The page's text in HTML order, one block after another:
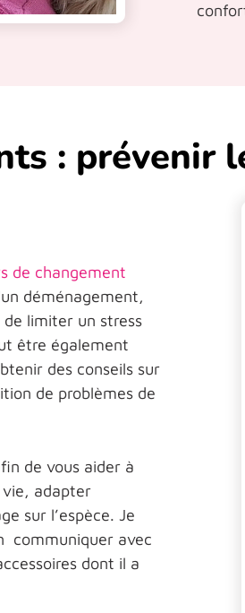
: prévenir
de changement
déménagement,
de limiter un stress
être également
des conseils sur
de problèmes de
de vous aider à
adapter
sur l’espèce. Je
communiquer avec
dont il a